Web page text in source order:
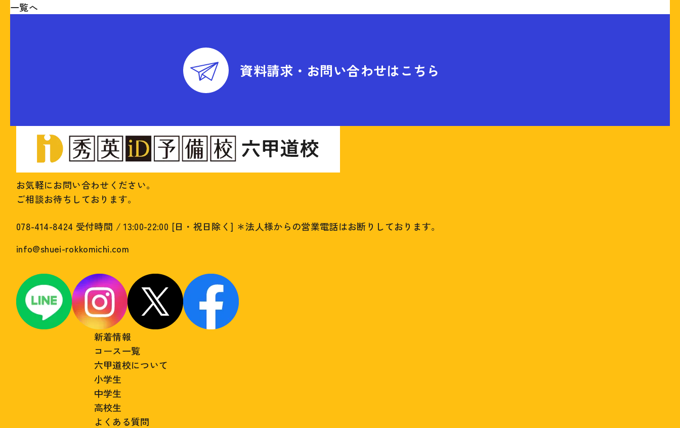
一覧へ
資料請求・お問い合わせはこちら
お気軽にお問い合わせください。
ご相談お待ちしております。
078-414-8424 受付時間 / 13:00-22:00 [日・祝日除く] ＊法人様からの営業電話はお断りしております。
info@shuei-rokkomichi.com
新着情報
コース一覧
六甲道校について
小学生
中学生
高校生
よくある質問